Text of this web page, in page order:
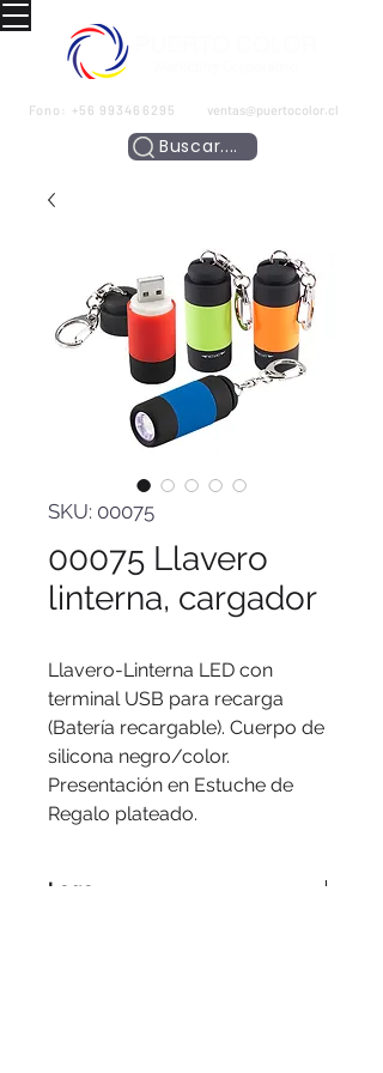
Fono: +56 993466295 ventas@puertocolor.cl
Buscar....
SKU: 00075
00075 Llavero
linterna, cargador
Llavero-Linterna LED con
terminal USB para recarga
(Batería recargable). Cuerpo de
silicona negro/color.
Presentación en Estuche de
Regalo plateado.
Logo